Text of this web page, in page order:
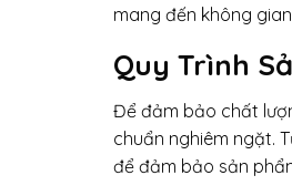
mang đến không
Quy Trình
Để đảm bảo chất
chuẩn nghiêm ngặt.
để đảm bảo sản